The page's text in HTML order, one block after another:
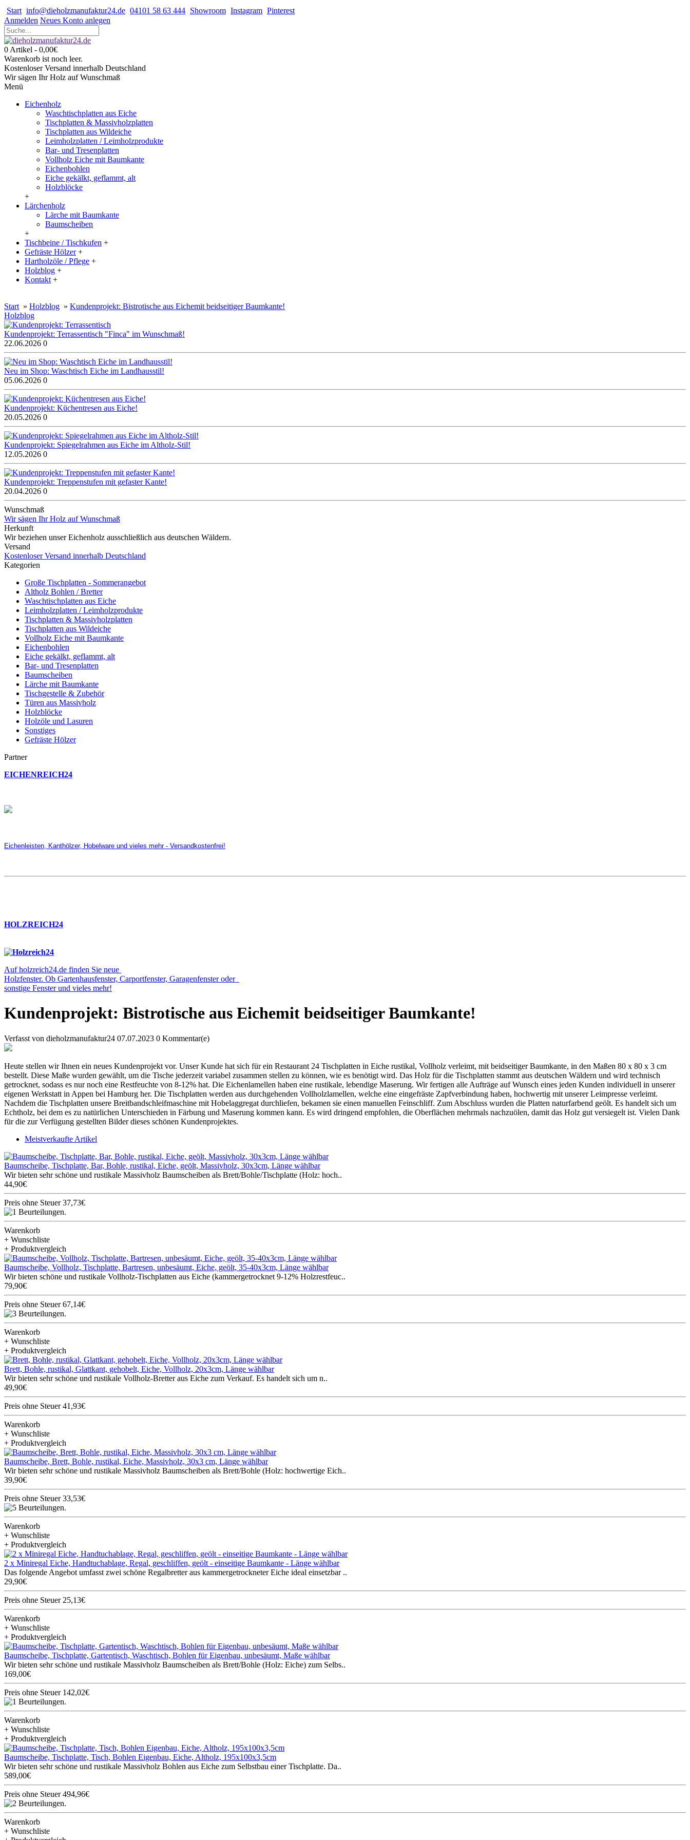
Start info@dieholzmanufaktur24.de 04101 58 63 444 Showroom Instagram Pinterest
Anmelden Neues Konto anlegen
0 Artikel - 0,00€
Warenkorb ist noch leer.
Kostenloser Versand innerhalb Deutschland
Wir sägen Ihr Holz auf Wunschmaß
Menü
Eichenholz
Waschtischplatten aus Eiche
Tischplatten & Massivholzplatten
Tischplatten aus Wildeiche
Leimholzplatten / Leimholzprodukte
Bar- und Tresenplatten
Vollholz Eiche mit Baumkante
Eichenbohlen
Eiche gekälkt, geflammt, alt
Holzblöcke
+
Lärchenholz
Lärche mit Baumkante
Baumscheiben
+
Tischbeine / Tischkufen +
Gefräste Hölzer +
Hartholzöle / Pflege +
Holzblog +
Kontakt +
Start » Holzblog » Kundenprojekt: Bistrotische aus Eichemit beidseitiger Baumkante!
Holzblog
Kundenprojekt: Terrassentisch "Finca" im Wunschmaß!
22.06.2026 0
Neu im Shop: Waschtisch Eiche im Landhausstil!
05.06.2026 0
Kundenprojekt: Küchentresen aus Eiche!
20.05.2026 0
Kundenprojekt: Spiegelrahmen aus Eiche im Altholz-Stil!
12.05.2026 0
Kundenprojekt: Treppenstufen mit gefaster Kante!
20.04.2026 0
Wunschmaß
Wir sägen Ihr Holz auf Wunschmaß
Herkunft
Wir beziehen unser Eichenholz ausschließlich aus deutschen Wäldern.
Versand
Kostenloser Versand innerhalb Deutschland
Kategorien
Große Tischplatten - Sommerangebot
Altholz Bohlen / Bretter
Waschtischplatten aus Eiche
Leimholzplatten / Leimholzprodukte
Tischplatten & Massivholzplatten
Tischplatten aus Wildeiche
Vollholz Eiche mit Baumkante
Eichenbohlen
Eiche gekälkt, geflammt, alt
Bar- und Tresenplatten
Baumscheiben
Lärche mit Baumkante
Tischgestelle & Zubehör
Türen aus Massivholz
Holzblöcke
Holzöle und Lasuren
Sonstiges
Gefräste Hölzer
Partner
EICHENREICH24
Eichenleisten, Kanthölzer, Hobelware und vieles mehr - Versandkostenfrei!
HOLZREICH24
Auf holzreich24.de finden Sie neue
Holzfenster. Ob Gartenhausfenster, Carportfenster, Garagenfenster oder
sonstige Fenster und vieles mehr!
Kundenprojekt: Bistrotische aus Eichemit beidseitiger Baumkante!
Verfasst von dieholzmanufaktur24 07.07.2023 0 Kommentar(e)
Heute stellen wir Ihnen ein neues Kundenprojekt vor. Unser Kunde hat sich für ein Restaurant 24 Tischplatten in Eiche rustikal, Vollholz verleimt, mit beidseitiger Baumkante, in den Maßen 80 x 80 x 3 cm
bestellt. Diese Maße wurden gewählt, um die Tische jederzeit variabel zusammen stellen zu können, wie es benötigt wird. Das Holz für die Tischplatten stammt aus deutschen Wäldern und wird technisch
getrocknet, sodass es nur noch eine Restfeuchte von 8-12% hat. Die Eichenlamellen haben eine rustikale, lebendige Maserung. Wir fertigen alle Aufträge auf Wunsch eines jeden Kunden individuell in unserer
eigenen Werkstatt in Appen bei Hamburg her. Die Tischplatten werden aus durchgehenden Vollholzlamellen, welche eine eingefräste Zapfverbindung haben, hochwertig mit unserer Leimpresse verleimt.
Nachdem die Tischplatten unsere Breitbandschleifmaschine mit Hobelaggregat durchliefen, bekamen sie einen manuellen Feinschliff. Zum Abschluss wurden die Platten naturfarbend geölt. Es handelt sich um
Echtholz, bei dem es zu natürlichen Unterschieden in Färbung und Maserung kommen kann. Es wird dringend empfohlen, die Oberflächen mehrmals nachzuölen, damit das Holz gut versiegelt ist. Vielen Dank
für die zur Verfügung gestellten Bilder dieses schönen Kundenprojektes.
Meistverkaufte Artikel
Baumscheibe, Tischplatte, Bar, Bohle, rustikal, Eiche, geölt, Massivholz, 30x3cm, Länge wählbar
Wir bieten sehr schöne und rustikale Massivholz Baumscheiben als Brett/Bohle/Tischplatte (Holz: hoch..
44,90€
Preis ohne Steuer 37,73€
Warenkorb
+ Wunschliste
+ Produktvergleich
Baumscheibe, Vollholz, Tischplatte, Bartresen, unbesäumt, Eiche, geölt, 35-40x3cm, Länge wählbar
Wir bieten schöne und rustikale Vollholz-Tischplatten aus Eiche (kammergetrocknet 9-12% Holzrestfeuc..
79,90€
Preis ohne Steuer 67,14€
Warenkorb
+ Wunschliste
+ Produktvergleich
Brett, Bohle, rustikal, Glattkant, gehobelt, Eiche, Vollholz, 20x3cm, Länge wählbar
Wir bieten sehr schöne und rustikale Vollholz-Bretter aus Eiche zum Verkauf. Es handelt sich um n..
49,90€
Preis ohne Steuer 41,93€
Warenkorb
+ Wunschliste
+ Produktvergleich
Baumscheibe, Brett, Bohle, rustikal, Eiche, Massivholz, 30x3 cm, Länge wählbar
Wir bieten sehr schöne und rustikale Massivholz Baumscheiben als Brett/Bohle (Holz: hochwertige Eich..
39,90€
Preis ohne Steuer 33,53€
Warenkorb
+ Wunschliste
+ Produktvergleich
2 x Miniregal Eiche, Handtuchablage, Regal, geschliffen, geölt - einseitige Baumkante - Länge wählbar
Das folgende Angebot umfasst zwei schöne Regalbretter aus kammergetrockneter Eiche ideal einsetzbar ..
29,90€
Preis ohne Steuer 25,13€
Warenkorb
+ Wunschliste
+ Produktvergleich
Baumscheibe, Tischplatte, Gartentisch, Waschtisch, Bohlen für Eigenbau, unbesäumt, Maße wählbar
Wir bieten sehr schöne und rustikale Massivholz Baumscheiben als Brett/Bohle (Holz: Eiche) zum Selbs..
169,00€
Preis ohne Steuer 142,02€
Warenkorb
+ Wunschliste
+ Produktvergleich
Baumscheibe, Tischplatte, Tisch, Bohlen Eigenbau, Eiche, Altholz, 195x100x3,5cm
Wir bieten sehr schöne und rustikale Massivholz Bohlen aus Eiche zum Selbstbau einer Tischplatte. Da..
589,00€
Preis ohne Steuer 494,96€
Warenkorb
+ Wunschliste